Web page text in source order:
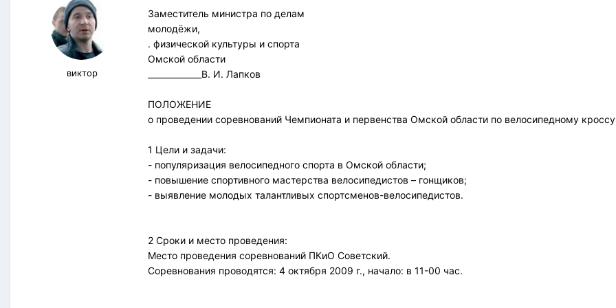
виктор
Заместитель министра по делам
молодёжи,
. физической культуры и спорта
Омской области
_____________В. И. Лапков
ПОЛОЖЕНИЕ
о проведении соревнований Чемпионата и первенства Омской области по велосипедному
1 Цели и задачи:
- популяризация велосипедного спорта в Омской области;
- повышение спортивного мастерства велосипедистов – гонщиков;
- выявление молодых талантливых спортсменов-велосипедистов.
2 Сроки и место проведения:
Место проведения соревнований ПКиО Советский.
Соревнования проводятся: 4 октября 2009 г., начало: в 11-00 час.